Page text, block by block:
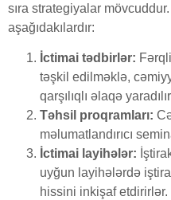
sıra strategiyalar
aşağıdakılardır:
İctimai tədbirlər:
təşkil edilməklə,
qarşılıqlı əlaqə
Təhsil proqramları:
məlumatlandırıcı
İctimai layihələr:
uyğun layihələrdə
hissini inkişaf etdirirlər.